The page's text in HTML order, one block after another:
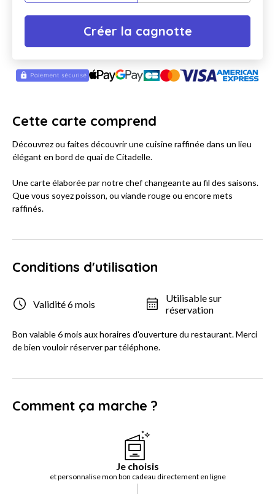
Créer la cagnotte
Cette carte comprend
Découvrez ou faites découvrir une cuisine raffinée dans un lieu
élégant en bord de quai de Citadelle.
Une carte élaborée par notre chef changeante au fil des saisons.
Que vous soyez poisson, ou viande rouge ou encore mets
raffinés.
Conditions d'utilisation
Validité 6 mois
Utilisable sur
réservation
Bon valable 6 mois aux horaires d'ouverture du restaurant. Merci
de bien vouloir réserver par téléphone.
Comment ça marche ?
Je choisis
et personnalise mon bon cadeau directement en ligne